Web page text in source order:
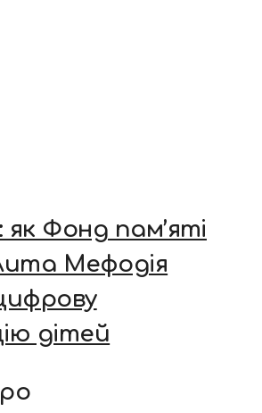
Фонд пам’яті
Мефодія
дітей